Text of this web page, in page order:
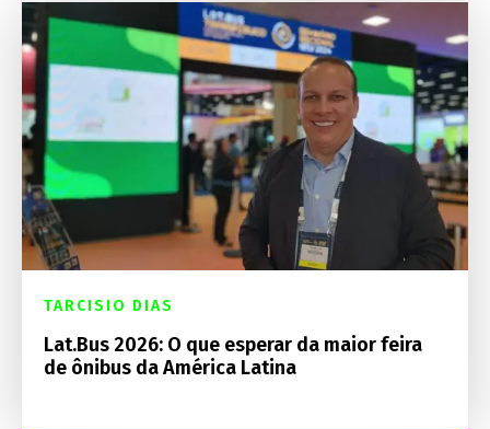
TARCISIO DIAS
Lat.Bus 2026: O que esperar da maior feira
de ônibus da América Latina